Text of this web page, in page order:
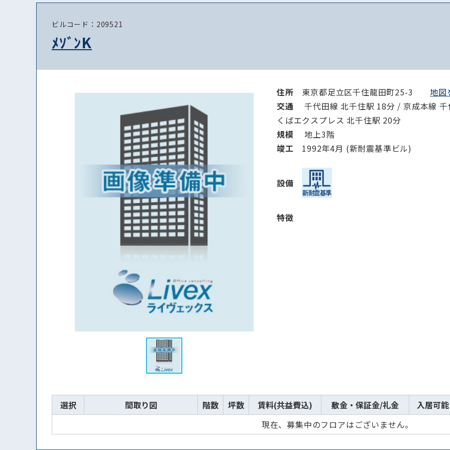
ビルコード：209521
ﾒｿﾞﾝK
住所 東京都足立区千住龍田町25-3地図
交通
千代田線 北千住駅 18分 / 京成本線
くばエクスプレス 北千住駅 20分
規模
地上3階
竣⼯ 1992年4月 (新耐震基準ビル)
設備
特徴
選択 間取り図 階数 坪数 賃料(共益費込) 敷金・保証金/礼金 入居可
現在、募集中のフロアはございません。